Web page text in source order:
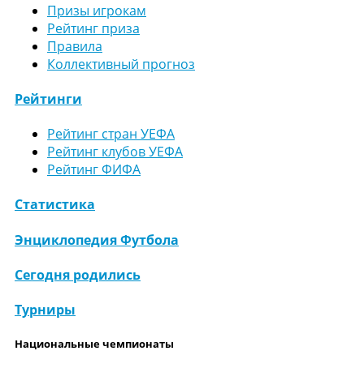
Призы игрокам
Рейтинг приза
Правила
Коллективный прогноз
Рейтинги
Рейтинг стран УЕФА
Рейтинг клубов УЕФА
Рейтинг ФИФА
Статистика
Энциклопедия Футбола
Сегодня родились
Турниры
Национальные чемпионаты